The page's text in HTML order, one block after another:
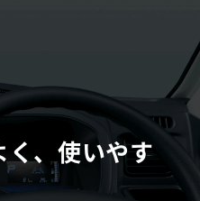
く、使いやす